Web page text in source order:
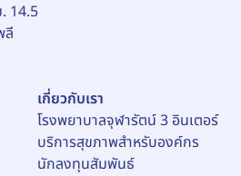
14.5
ลี
เกี่ยวกับเรา
โรงพยาบาลจุฬารัตน์ 3 อินเตอร์
บริการสุขภาพสำหรับองค์กร
นักลงทุนสัมพันธ์